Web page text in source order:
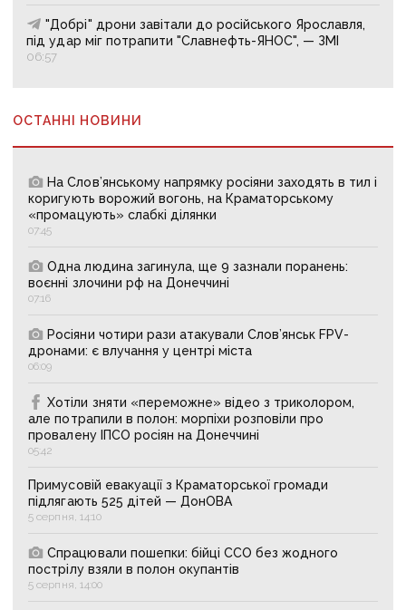
"Добрі" дрони завітали до російського Ярославля,
під удар міг потрапити "Славнефть-ЯНОС", — ЗМІ
06:57
ОСТАННІ НОВИНИ
На Слов’янському напрямку росіяни заходять в тил і
коригують ворожий вогонь, на Краматорському
«промацують» слабкі ділянки
07:45
Одна людина загинула, ще 9 зазнали поранень:
воєнні злочини рф на Донеччині
07:16
Росіяни чотири рази атакували Слов’янськ FPV-
дронами: є влучання у центрі міста
06:09
Хотіли зняти «переможне» відео з триколором,
але потрапили в полон: морпіхи розповіли про
провалену ІПСО росіян на Донеччині
05:42
Примусовій евакуації з Краматорської громади
підлягають 525 дітей — ДонОВА
5 серпня, 14:10
Спрацювали пошепки: бійці ССО без жодного
пострілу взяли в полон окупантів
5 серпня, 14:00